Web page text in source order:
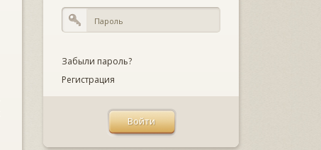
Забыли пароль?
Регистрация